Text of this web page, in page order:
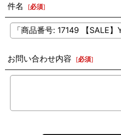
件名 [必須]
お問い合わせ内容 [必須]